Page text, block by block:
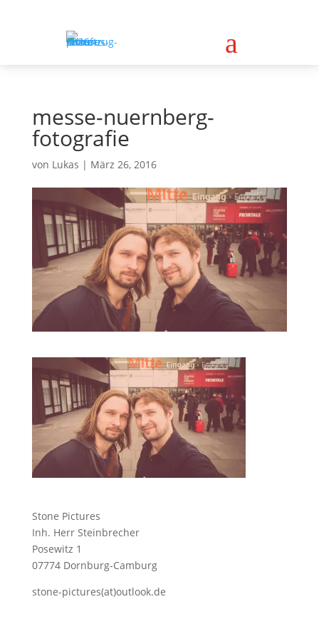
a
messe-nuernberg-
fotografie
von Lukas | März 26, 2016
Stone Pictures
Inh. Herr Steinbrecher
Posewitz 1
07774 Dornburg-Camburg
stone-pictures(at)outlook.de